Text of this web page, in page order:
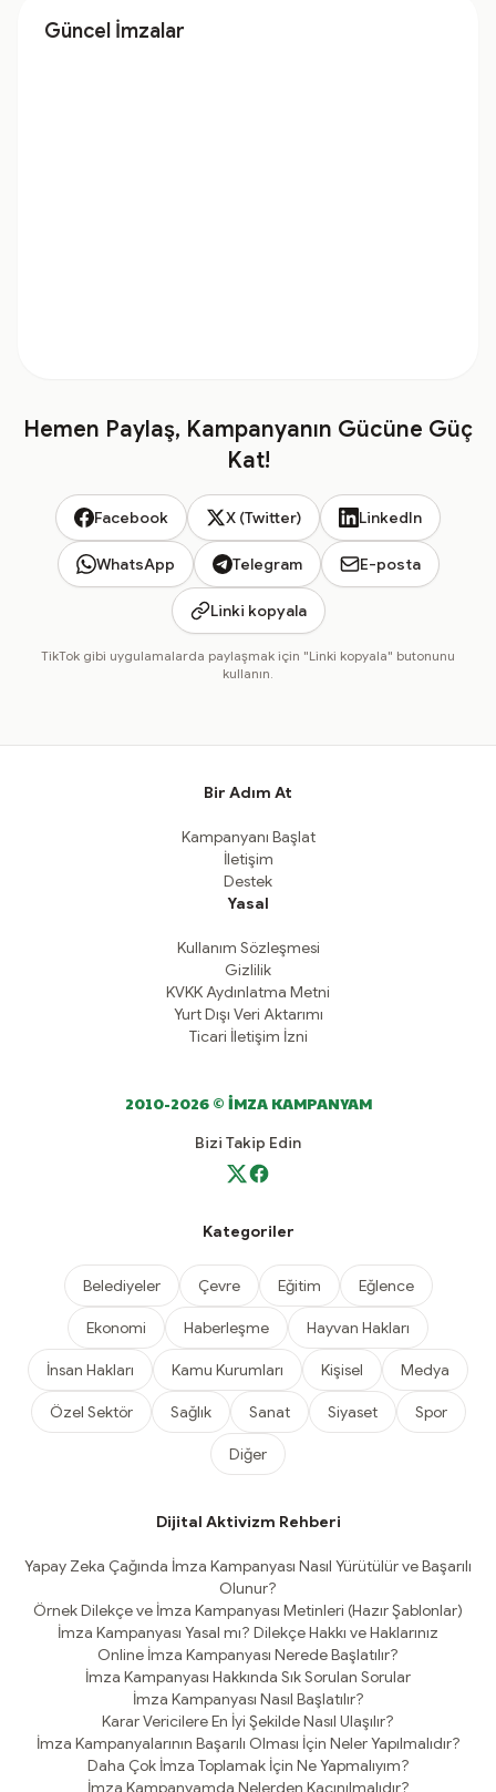
Güncel İmzalar
Hemen Paylaş, Kampanyanın Gücüne Güç
Kat!
Facebook X (Twitter) LinkedIn
WhatsApp Telegram E-posta
Linki kopyala
TikTok gibi uygulamalarda paylaşmak için "Linki kopyala" butonunu
kullanın.
Bir Adım At
Kampanyanı Başlat
İletişim
Destek
Yasal
Kullanım Sözleşmesi
Gizlilik
KVKK Aydınlatma Metni
Yurt Dışı Veri Aktarımı
Ticari İletişim İzni
2010-2026 © İMZA KAMPANYAM
Bizi Takip Edin
Kategoriler
Belediyeler Çevre Eğitim Eğlence
Ekonomi Haberleşme Hayvan Hakları
İnsan Hakları Kamu Kurumları Kişisel Medya
Özel Sektör Sağlık Sanat Siyaset Spor
Diğer
Dijital Aktivizm Rehberi
Yapay Zeka Çağında İmza Kampanyası Nasıl Yürütülür ve Başarılı
Olunur?
Örnek Dilekçe ve İmza Kampanyası Metinleri (Hazır Şablonlar)
İmza Kampanyası Yasal mı? Dilekçe Hakkı ve Haklarınız
Online İmza Kampanyası Nerede Başlatılır?
İmza Kampanyası Hakkında Sık Sorulan Sorular
İmza Kampanyası Nasıl Başlatılır?
Karar Vericilere En İyi Şekilde Nasıl Ulaşılır?
İmza Kampanyalarının Başarılı Olması İçin Neler Yapılmalıdır?
Daha Çok İmza Toplamak İçin Ne Yapmalıyım?
İmza Kampanyamda Nelerden Kaçınılmalıdır?